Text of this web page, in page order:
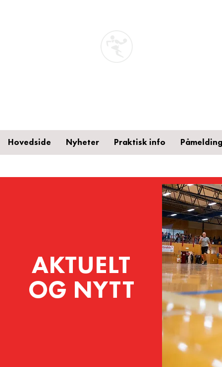
Hovedside Nyheter Praktisk info
AKTUELT
OG NYTT